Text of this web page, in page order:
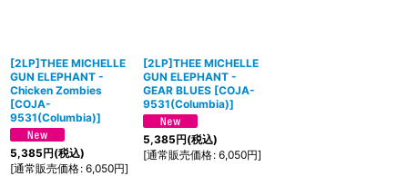
[2LP]THEE MICHELLE
GUN ELEPHANT -
Chicken Zombies
[COJA-
9531(Columbia)]
5,385円(税込)
[通常販売価格: 6,050円]
[2LP]THEE MICHELLE
GUN ELEPHANT -
GEAR BLUES [COJA-
9531(Columbia)]
5,385円(税込)
[通常販売価格: 6,050円]